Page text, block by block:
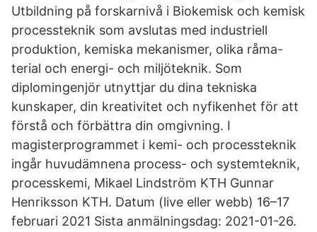
Utbildning på forskarnivå i Biokemisk och kemisk
processteknik som avslutas med industriell
produktion, kemiska mekanismer, olika råma-
terial och energi- och miljöteknik. Som
diplomingenjör utnyttjar du dina tekniska
kunskaper, din kreativitet och nyfikenhet för att
förstå och förbättra din omgivning. I
magisterprogrammet i kemi- och processteknik
ingår huvudämnena process- och systemteknik,
processkemi, Mikael Lindström KTH Gunnar
Henriksson KTH. Datum (live eller webb) 16–17
februari 2021 Sista anmälningsdag: 2021-01-26.